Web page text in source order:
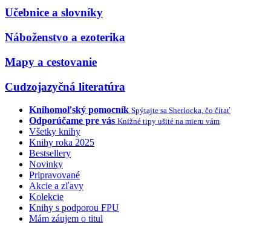
Učebnice a slovníky
Náboženstvo a ezoterika
Mapy a cestovanie
Cudzojazyčná literatúra
Knihomoľský pomocník Spýtajte sa Sherlocka, čo čítať
Odporúčame pre vás Knižné tipy ušité na mieru vám
Všetky knihy
Knihy roka 2025
Bestsellery
Novinky
Pripravované
Akcie a zľavy
Kolekcie
Knihy s podporou FPU
Mám záujem o titul